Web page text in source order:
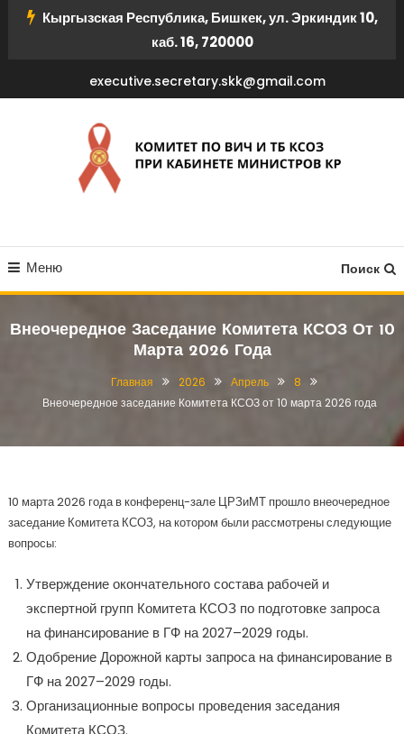
ПерейтиКыргызская Республика, Бишкек, ул. Эркиндик 10,
каб. 16, 720000
executive.secretary.skk@gmail.com
КСОЗ ПРИ КАБИНЕТЕ
МИНИСТРОВ КР
Меню Поиск
Внеочередное Заседание Комитета КСОЗ От 10
Марта 2026 Года
Главная 2026 Апрель
8
Внеочередное заседание Комитета КСОЗ от 10 марта 2026 года
10 марта 2026 года в конференц-зале ЦРЗиМТ прошло внеочередное
заседание Комитета КСОЗ, на котором были рассмотрены следующие
вопросы:
Утверждение окончательного состава рабочей и
экспертной групп Комитета КСОЗ по подготовке запроса
на финансирование в ГФ на 2027–2029 годы.
Одобрение Дорожной карты запроса на финансирование в
ГФ на 2027–2029 годы.
Организационные вопросы проведения заседания